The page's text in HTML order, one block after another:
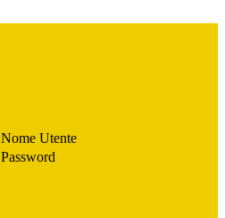
Nome Utente
Password